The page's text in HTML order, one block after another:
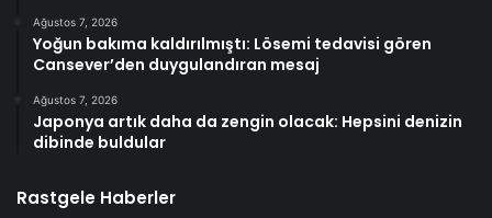
Ağustos 7, 2026
Yoğun bakıma kaldırılmıştı: Lösemi tedavisi gören
Cansever’den duygulandıran mesaj
Ağustos 7, 2026
Japonya artık daha da zengin olacak: Hepsini denizin
dibinde buldular
Rastgele Haberler